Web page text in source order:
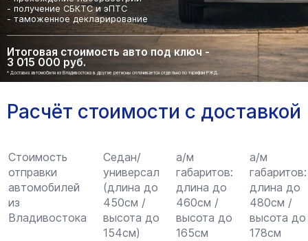
- получение СБКТС и эПТС
- таможенное декларирование
Итоговая стоимость авто под ключ -
3 015 000 руб.
* Доставка автомобиля из Владивостока в другие регионы оплачивается отдельно по тарифам РЖД.
Расчёт стоимости с доставкой
Стоимость
отправки
автомобилей
из
Владивостока
Седан/
универсал
(длина до
450см /
высота до
154см)
а/м
габаритов:
длина до
460см /
высота до
165см
а/м
габаритов:
длина до
480см /
высота до
178см